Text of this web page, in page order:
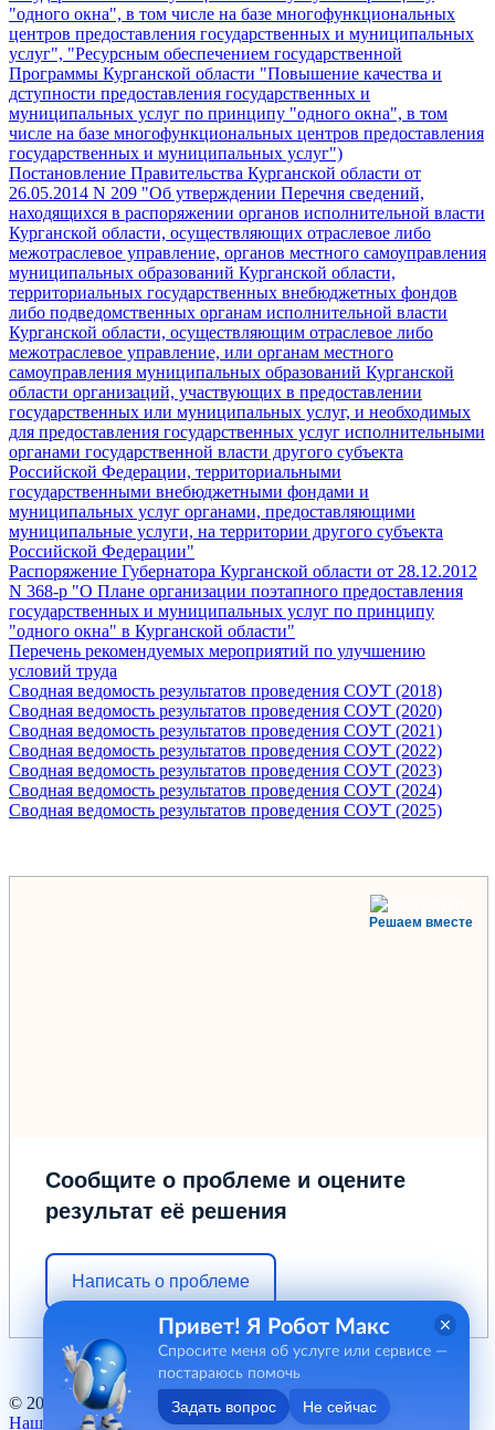
"одного окна", в том числе на базе многофункциональных
центров предоставления государственных и муниципальных
услуг", "Ресурсным обеспечением государственной
Программы Курганской области "Повышение качества и
дступности предоставления государственных и
муниципальных услуг по принципу "одного окна", в том
числе на базе многофункциональных центров предоставления
государственных и муниципальных услуг")
Постановление Правительства Курганской области от
26.05.2014 N 209 "Об утверждении Перечня сведений,
находящихся в распоряжении органов исполнительной власти
Курганской области, осуществляющих отраслевое либо
межотраслевое управление, органов местного самоуправления
муниципальных образований Курганской области,
территориальных государственных внебюджетных фондов
либо подведомственных органам исполнительной власти
Курганской области, осуществляющим отраслевое либо
межотраслевое управление, или органам местного
самоуправления муниципальных образований Курганской
области организаций, участвующих в предоставлении
государственных или муниципальных услуг, и необходимых
для предоставления государственных услуг исполнительными
органами государственной власти другого субъекта
Российской Федерации, территориальными
государственными внебюджетными фондами и
муниципальных услуг органами, предоставляющими
муниципальные услуги, на территории другого субъекта
Российской Федерации"
Распоряжение Губернатора Курганской области от 28.12.2012
N 368-р "О Плане организации поэтапного предоставления
государственных и муниципальных услуг по принципу
"одного окна" в Курганской области"
Перечень рекомендуемых мероприятий по улучшению
условий труда
Сводная ведомость результатов проведения СОУТ (2018)
Сводная ведомость результатов проведения СОУТ (2020)
Сводная ведомость результатов проведения СОУТ (2021)
Сводная ведомость результатов проведения СОУТ (2022)
Сводная ведомость результатов проведения СОУТ (2023)
Сводная ведомость результатов проведения СОУТ (2024)
Сводная ведомость результатов проведения СОУТ (2025)
Решаем вместе
Сообщите о проблеме и оцените
результат её решения
Написать о проблеме
© 2012 - 2026 ГБУ "МФЦ" Курганской области
Наш баннер
Привет! Я Робот Макс
Спросите меня об услуге или сервисе —
постараюсь помочь
Задать вопрос Не сейчас